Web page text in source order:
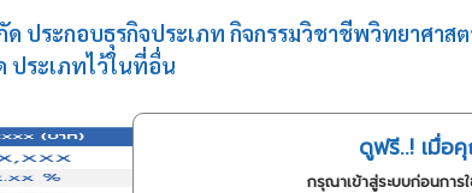
ประกอบธุรกิจประเภท กิจกรรมวิชาชีพวิทยาศาส
ประเภทไว้ในที่อื่น
ดูฟรี..! เมื่อ
กรุณาเข้าสู่ระบบก่อนกา